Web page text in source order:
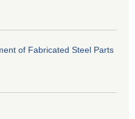
of Fabricated Steel Parts